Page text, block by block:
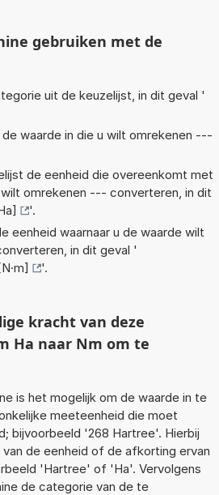
gebruiken met de
uit de keuzelijst, in dit geval '
waarde in die u wilt omrekenen ---
de eenheid die overeenkomt met
omrekenen --- converteren, in dit
'.
eenheid waarnaar u de waarde wilt
in dit geval '
'.
kracht van deze
Ha naar Nm om te
is het mogelijk om de waarde in te
meeteenheid die moet
bijvoorbeeld '268 Hartree'. Hierbij
de eenheid of de afkorting ervan
'Hartree' of 'Ha'. Vervolgens
de categorie van de te